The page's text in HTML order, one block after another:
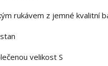
rukávem z jemné kvalitní
velikost S